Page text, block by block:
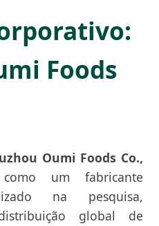
Foods
Oumi Foods Co.,
como um fabricante
na pesquisa,
global de